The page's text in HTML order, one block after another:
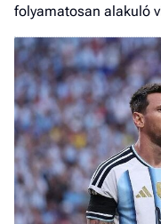
folyamatosan alakuló